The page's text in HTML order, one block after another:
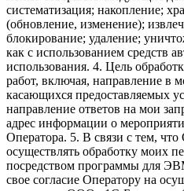
систематизация; накопление;
(обновление, изменение);
блокирование; удаление;
как с использованием средств
использования. 4. Цель
работ, включая, направление в
касающихся предоставляемых
направление ответов на мои
адрес информации о
Оператора. 5. В связи с тем,
осуществлять обработку моих
посредством программы для
свое согласие Оператору на